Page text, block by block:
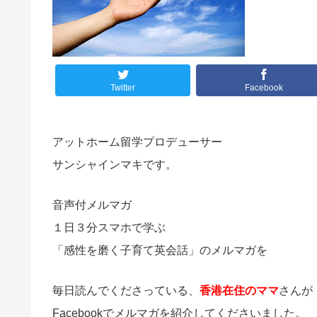
Twitter Facebook
アットホーム留学プロデューサー
サンシャインマキです。
音声付メルマガ
１日３分スマホで学ぶ
「感性を磨く子育て英会話」のメルマガを
毎日読んでくださっている、 香港在住のママさんが
Facebookでメルマガを紹介してくださいました。